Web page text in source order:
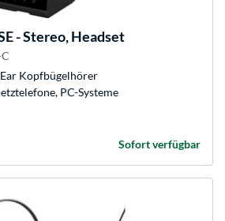
- Stereo, Headset
Kopfbügelhörer
PC-Systeme
Sofort verfügbar